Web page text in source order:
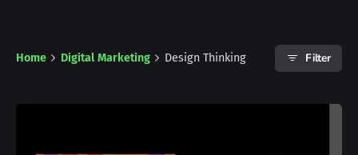
Home Digital Marketing Design Thinking Filter